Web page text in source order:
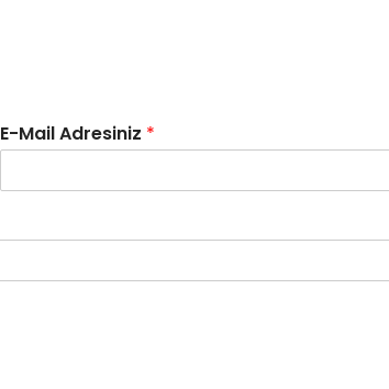
E-Mail Adresiniz *